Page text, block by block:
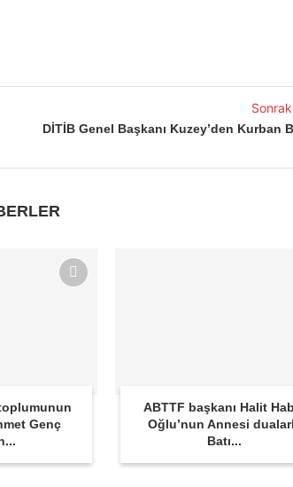
DİTİB Genel Başkanı Kuzey’den Kurban
Genç
ABTTF başkanı Halit
Oğlu’nun Annesi
Batı...